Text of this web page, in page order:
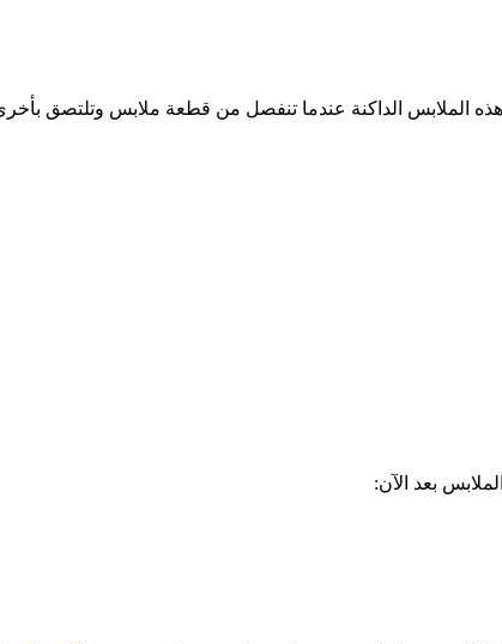
الملابس الداكنة عندما تنفصل من قطعة ملابس وتلتصق